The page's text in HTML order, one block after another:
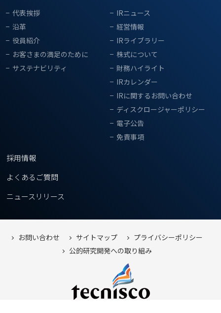
代表挨拶
沿革
役員紹介
お客さまの満足のために
サステナビリティ
IRニュース
経営情報
IRライブラリー
株式について
財務ハイライト
IRカレンダー
IRに関するお問い合わせ
ディスクロージャーポリシー
電子公告
免責事項
採用情報
よくあるご質問
ニュースリリース
お問い合わせ サイトマップ
プライバシーポリシー
公的研究開発への取り組み